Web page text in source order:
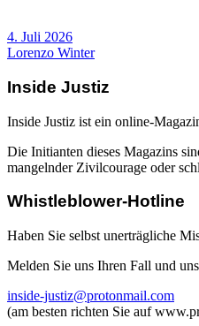
4. Juli 2026
Lorenzo Winter
Inside Justiz
Inside Justiz ist ein online-
Die Initianten dieses Magazins
mangelnder Zivilcourage oder
Whistleblower-Hotline
Haben Sie selbst unerträgliche
Melden Sie uns Ihren Fall und
inside-justiz@protonmail.com
(am besten richten Sie auf